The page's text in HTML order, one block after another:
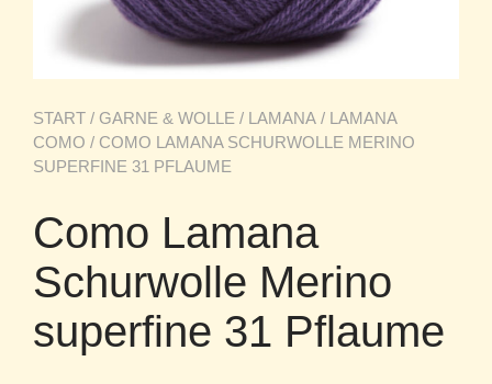
START / GARNE & WOLLE / LAMANA / LAMANA
COMO / COMO LAMANA SCHURWOLLE MERINO
SUPERFINE 31 PFLAUME
Como Lamana
Schurwolle Merino
superfine 31 Pflaume